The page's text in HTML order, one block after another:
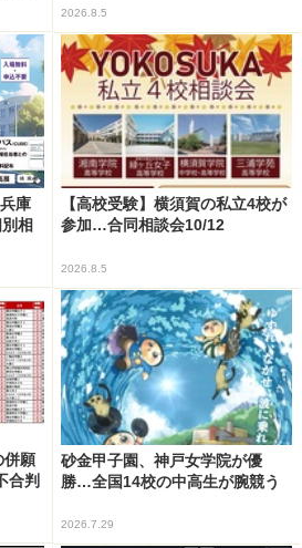
2026.8.5
庫
相
【高校受験】横須賀の私立4校が
参加…合同相談会10/12
2026.8.5
併願
合判
砂金甲子園、神戸女学院が優
勝…全国14校の中高生が腕競う
2026.7.29